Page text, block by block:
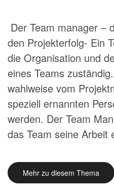
Der Team manager –
den Projekterfolg- Ein
die Organisation und
eines Teams
wahlweise vom
speziell ernannten
werden. Der Team
das Team seine Arbeit
Mehr zu diesem Thema